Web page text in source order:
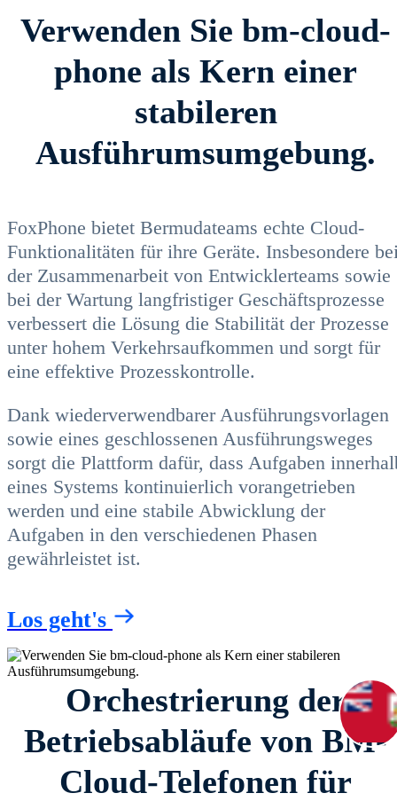
Verwenden Sie bm-cloud-
phone als Kern einer
stabileren
Ausführumsumgebung.
FoxPhone bietet Bermudateams echte Cloud-
Funktionalitäten für ihre Geräte. Insbesondere
der Zusammenarbeit von Entwicklerteams sowie
bei der Wartung langfristiger Geschäftsprozesse
verbessert die Lösung die Stabilität der Prozesse
unter hohem Verkehrsaufkommen und sorgt für
eine effektive Prozesskontrolle.
Dank wiederverwendbarer Ausführungsvorlagen
sowie eines geschlossenen Ausführungsweges
sorgt die Plattform dafür, dass Aufgaben
eines Systems kontinuierlich vorangetrieben
werden und eine stabile Abwicklung der
Aufgaben in den verschiedenen Phasen
gewährleistet ist.
Los geht's
Orchestrierung der
Betriebsabläufe von BM-
Cloud-Telefonen für